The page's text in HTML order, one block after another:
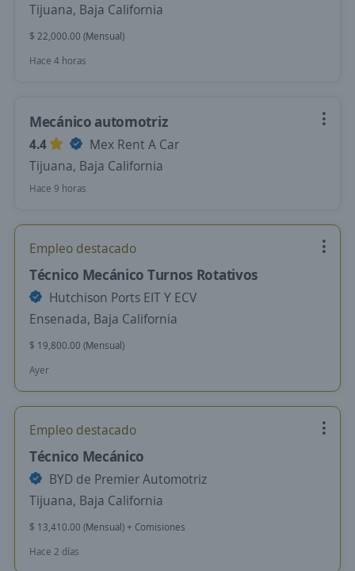
Tijuana, Baja California
$ 22,000.00 (Mensual)
Hace 4 horas
Mecánico automotriz
4.4
Mex Rent A Car
Tijuana, Baja California
Hace 9 horas
Empleo destacado
Técnico Mecánico Turnos Rotativos
Hutchison Ports EIT Y ECV
Ensenada, Baja California
$ 19,800.00 (Mensual)
Ayer
Empleo destacado
Técnico Mecánico
BYD de Premier Automotriz
Tijuana, Baja California
$ 13,410.00 (Mensual) + Comisiones
Hace 2 días